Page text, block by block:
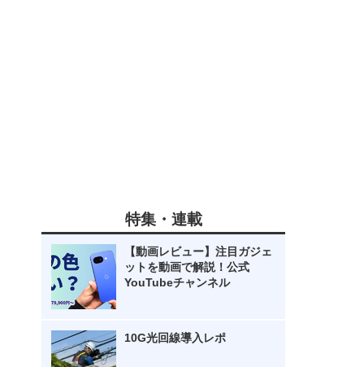
特集・連載
【動画レビュー】注目ガジェ
ットを動画で解説！公式
YouTubeチャンネル
10G光回線導入レポ